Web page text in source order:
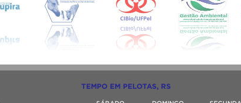
TEMPO EM PELOTAS, RS